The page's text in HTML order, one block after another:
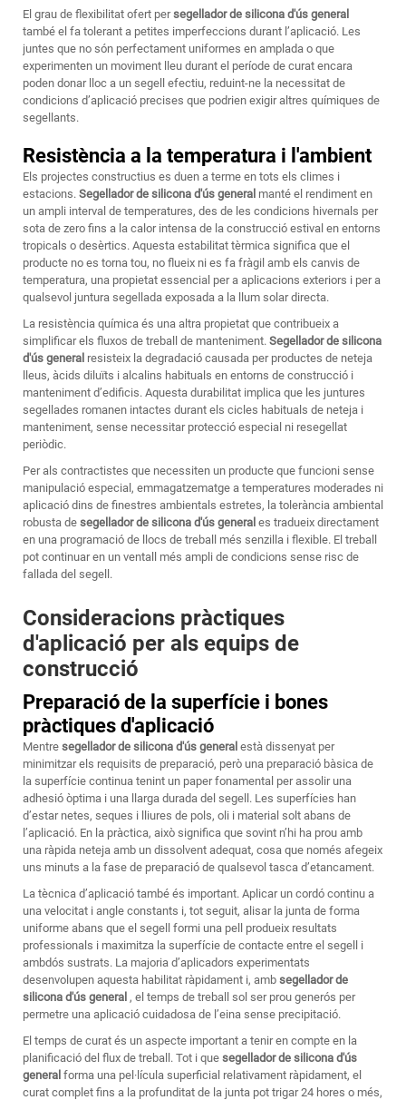
El grau de flexibilitat ofert persegellador de silicona d'ús general
també el fa tolerant a petites imperfeccions durant l’aplicació. Les
juntes que no són perfectament uniformes en amplada o que
experimenten un moviment lleu durant el període de curat encara
poden donar lloc a un segell efectiu, reduint-ne la necessitat de
condicions d’aplicació precises que podrien exigir altres químiques de
segellants.
Resistència a la temperatura i l'ambient
Els projectes constructius es duen a terme en tots els climes i
estacions. Segellador de silicona d'ús general manté el rendiment en
un ampli interval de temperatures, des de les condicions hivernals per
sota de zero fins a la calor intensa de la construcció estival en entorns
tropicals o desèrtics. Aquesta estabilitat tèrmica significa que el
producte no es torna tou, no flueix ni es fa fràgil amb els canvis de
temperatura, una propietat essencial per a aplicacions exteriors i per a
qualsevol juntura segellada exposada a la llum solar directa.
La resistència química és una altra propietat que contribueix a
simplificar els fluxos de treball de manteniment. Segellador de silicona
d'ús general resisteix la degradació causada per productes de neteja
lleus, àcids diluïts i alcalins habituals en entorns de construcció i
manteniment d’edificis. Aquesta durabilitat implica que les juntures
segellades romanen intactes durant els cicles habituals de neteja i
manteniment, sense necessitar protecció especial ni resegellat
periòdic.
Per als contractistes que necessiten un producte que funcioni sense
manipulació especial, emmagatzematge a temperatures moderades ni
aplicació dins de finestres ambientals estretes, la tolerància ambiental
robusta de segellador de silicona d'ús general es tradueix directament
en una programació de llocs de treball més senzilla i flexible. El treball
pot continuar en un ventall més ampli de condicions sense risc de
fallada del segell.
Consideracions pràctiques
d'aplicació per als equips de
construcció
Preparació de la superfície i bones
pràctiques d'aplicació
Mentre segellador de silicona d'ús general està dissenyat per
minimitzar els requisits de preparació, però una preparació bàsica de
la superfície continua tenint un paper fonamental per assolir una
adhesió òptima i una llarga durada del segell. Les superfícies han
d’estar netes, seques i lliures de pols, oli i material solt abans de
l’aplicació. En la pràctica, això significa que sovint n’hi ha prou amb
una ràpida neteja amb un dissolvent adequat, cosa que només afegeix
uns minuts a la fase de preparació de qualsevol tasca d’etancament.
La tècnica d’aplicació també és important. Aplicar un cordó continu a
una velocitat i angle constants i, tot seguit, alisar la junta de forma
uniforme abans que el segell formi una pell produeix resultats
professionals i maximitza la superfície de contacte entre el segell i
ambdós sustrats. La majoria d’aplicadors experimentats
desenvolupen aquesta habilitat ràpidament i, amb segellador de
silicona d'ús general , el temps de treball sol ser prou generós per
permetre una aplicació cuidadosa de l’eina sense precipitació.
El temps de curat és un aspecte important a tenir en compte en la
planificació del flux de treball. Tot i que segellador de silicona d'ús
general forma una pel·lícula superficial relativament ràpidament, el
curat complet fins a la profunditat de la junta pot trigar 24 hores o més,